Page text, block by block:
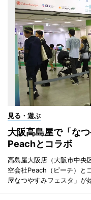
見る・遊ぶ
大阪高島屋で「な
Peachとコラボ
高島屋大阪店（大阪市中央
空会社Peach（ピーチ）と
屋なつやすみフェスタ」が